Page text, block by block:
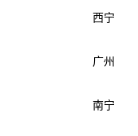
西宁
广州
南宁